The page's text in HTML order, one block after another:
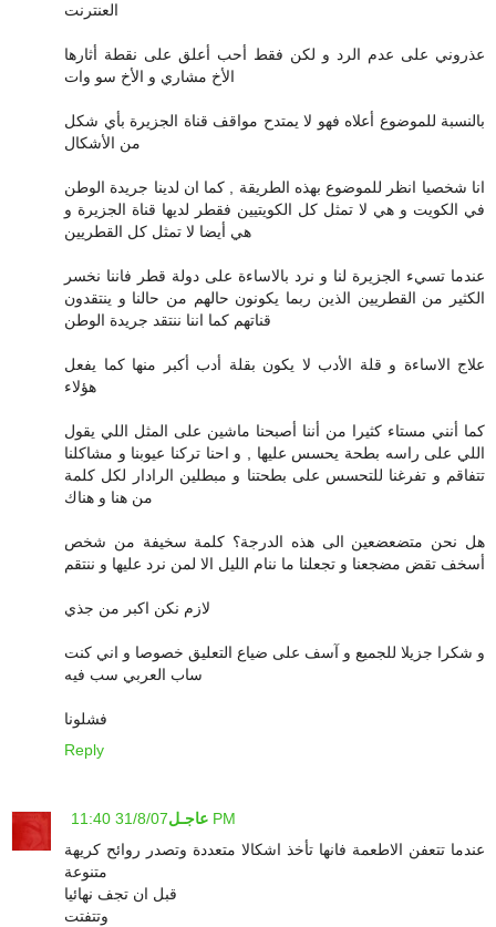
العنترنت
عذروني على عدم الرد و لكن فقط أحب أعلق على نقطة أثارها
الأخ مشاري و الأخ سو وات
بالنسبة للموضوع أعلاه فهو لا يمتدح مواقف قناة الجزيرة بأي شكل
من الأشكال
انا شخصيا انظر للموضوع بهذه الطريقة , كما ان لدينا جريدة الوطن
في الكويت و هي لا تمثل كل الكويتيين فقطر لديها قناة الجزيرة و
هي أيضا لا تمثل كل القطريين
عندما تسيء الجزيرة لنا و نرد بالاساءة على دولة قطر فاننا نخسر
الكثير من القطريين الذين ربما يكونون حالهم من حالنا و ينتقدون
قناتهم كما اننا ننتقد جريدة الوطن
علاج الاساءة و قلة الأدب لا يكون بقلة أدب أكبر منها كما يفعل
هؤلاء
كما أنني مستاء كثيرا من أننا أصبحنا ماشين على المثل اللي يقول
اللي على راسه بطحة يحسس عليها , و احنا تركنا عيوبنا و مشاكلنا
تتفاقم و تفرغنا للتحسس على بطحتنا و مبطلين الرادار لكل كلمة
من هنا و هناك
هل نحن متضعضعين الى هذه الدرجة؟ كلمة سخيفة من شخص
أسخف تقض مضجعنا و تجعلنا ما ننام الليل الا لمن نرد عليها و ننتقم
لازم نكن اكبر من جذي
و شكرا جزيلا للجميع و آسف على ضياع التعليق خصوصا و اني كنت
ساب العربي سب فيه
فشلونا
Reply
عاجـل 31/8/07 11:40 PM
عندما تتعفن الاطعمة فانها تأخذ اشكالا متعددة وتصدر روائح كريهة
متنوعة
قبل ان تجف نهائيا
وتتفتت